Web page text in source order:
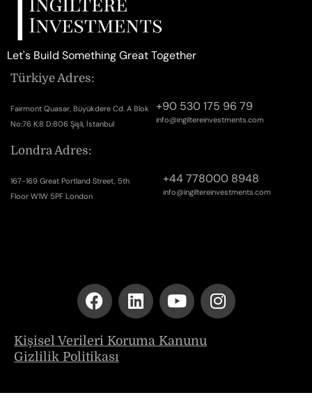
Let's Build Something Great Together
Türkiye Adres:
Fairmont Quasar, Büyükdere Cd. A Blok
No:76 K:8 D:806 Şişli, İstanbul
+90 530 175 96 79
info@ingiltereinvestments.com
Londra Adres:
167-169 Great Portland Street, 5th
Floor W1W 5PF London
+44 778000 8948
info@ingiltereinvestments.com
Kişisel Verileri Koruma Kanunu
Gizlilik Politikası